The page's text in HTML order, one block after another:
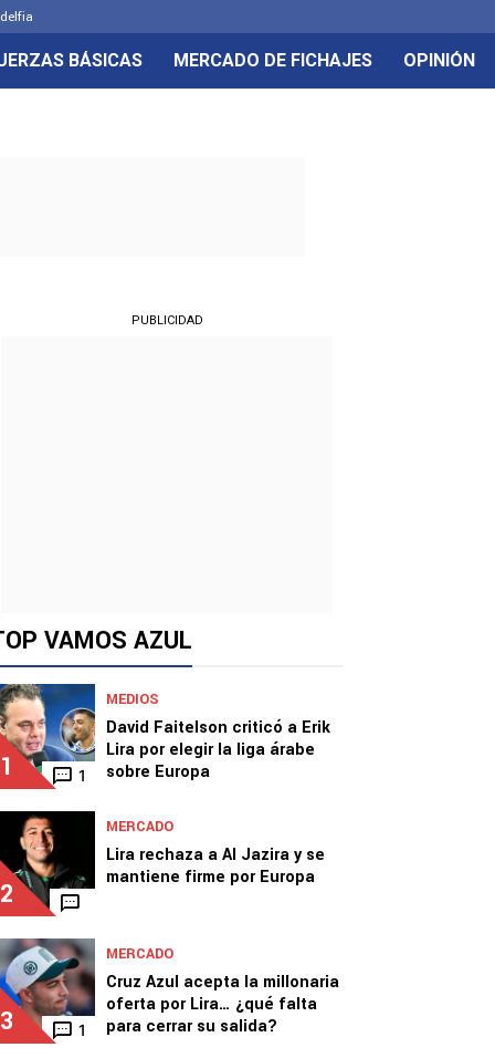
BÁSICAS MERCADO DE FICHAJES OPINIÓN
PUBLICIDAD
VAMOS AZUL
1 1
MEDIOS
David Faitelson criticó a Erik
Lira por elegir la liga árabe
sobre Europa
2
MERCADO
Lira rechaza a Al Jazira y se
mantiene firme por Europa
3 1
MERCADO
Cruz Azul acepta la millonaria
oferta por Lira… ¿qué falta
para cerrar su salida?